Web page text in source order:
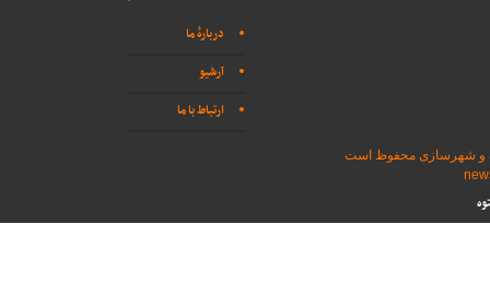
دربارهٔ ما
آرشیو
ارتباط با ما
و شهرسازی محفوظ است